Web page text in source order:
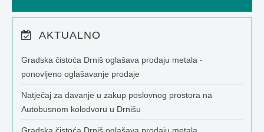
AKTUALNO
Gradska čistoća Drniš oglašava prodaju metala -
ponovljeno oglašavanje prodaje
Natječaj za davanje u zakup poslovnog prostora na
Autobusnom kolodvoru u Drnišu